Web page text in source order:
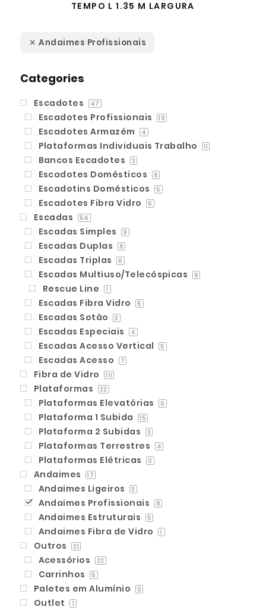
TEMPO L 1.35 M LARGURA
Andaimes Profissionais
Categories
Escadotes 47
Escadotes Profissionais 19
Escadotes Armazém 4
Plataformas Individuais Trabalho 11
Bancos Escadotes 3
Escadotes Domésticos 8
Escadotins Domésticos 5
Escadotes Fibra Vidro 5
Escadas 54
Escadas Simples 9
Escadas Duplas 8
Escadas Triplas 6
Escadas Multiuso/Telecóspicas 9
Rescue Line 1
Escadas Fibra Vidro 5
Escadas Sotão 3
Escadas Especiais 4
Escadas Acesso Vertical 5
Escadas Acesso 7
Fibra de Vidro 10
Plataformas 22
Plataformas Elevatórias 0
Plataforma 1 Subida 15
Plataforma 2 Subidas 3
Plataformas Terrestres 4
Plataformas Elétricas 0
Andaimes 17
Andaimes Ligeiros 3
Andaimes Profissionais 8
Andaimes Estruturais 5
Andaimes Fibra de Vidro 1
Outros 21
Acessórios 22
Carrinhos 5
Paletes em Alumínio 0
Outlet 1